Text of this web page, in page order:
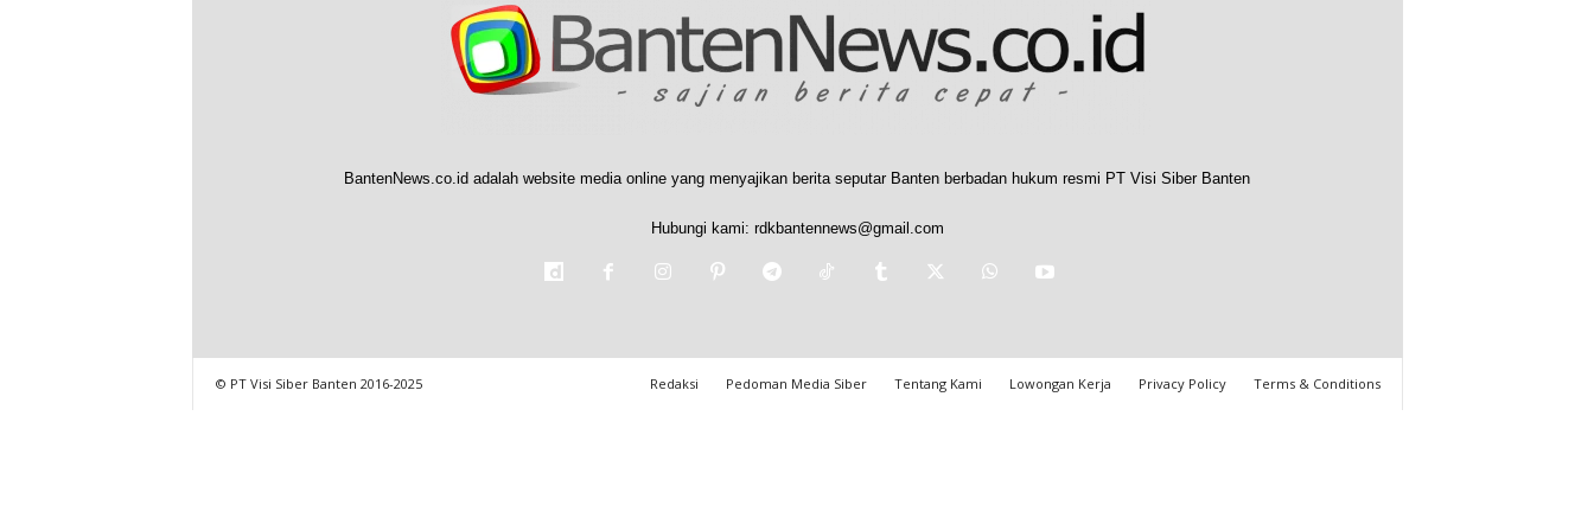
BantenNews.co.id adalah website media online yang menyajikan berita seputar Banten berbadan hukum resmi PT Visi Siber Banten
Hubungi kami: rdkbantennews@gmail.com
Redaksi Pedoman Media Siber Tentang Kami Lowongan Kerja Privacy Policy Terms & Conditions
© PT Visi Siber Banten 2016-2025